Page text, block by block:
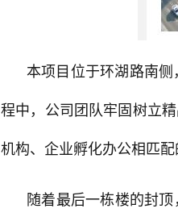
本项目位于环湖路南侧
程中，公司团队牢固树立
机构、企业孵化办公相匹
随着最后一栋楼的封